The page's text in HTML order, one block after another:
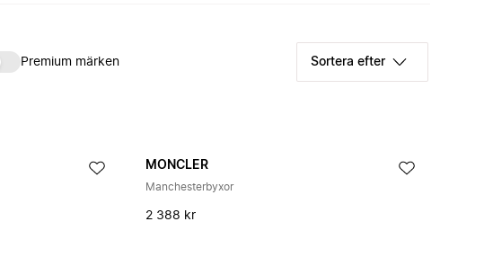
Premium märken Sortera efter
MONCLER
Manchesterbyxor
2 388 kr